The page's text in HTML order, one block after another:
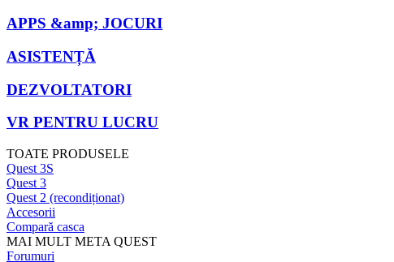
APPS &amp; JOCURI
ASISTENȚĂ
DEZVOLTATORI
VR PENTRU LUCRU
TOATE PRODUSELE
Quest 3S
Quest 3
Quest 2 (recondiționat)
Accesorii
Compară casca
MAI MULT META QUEST
Forumuri